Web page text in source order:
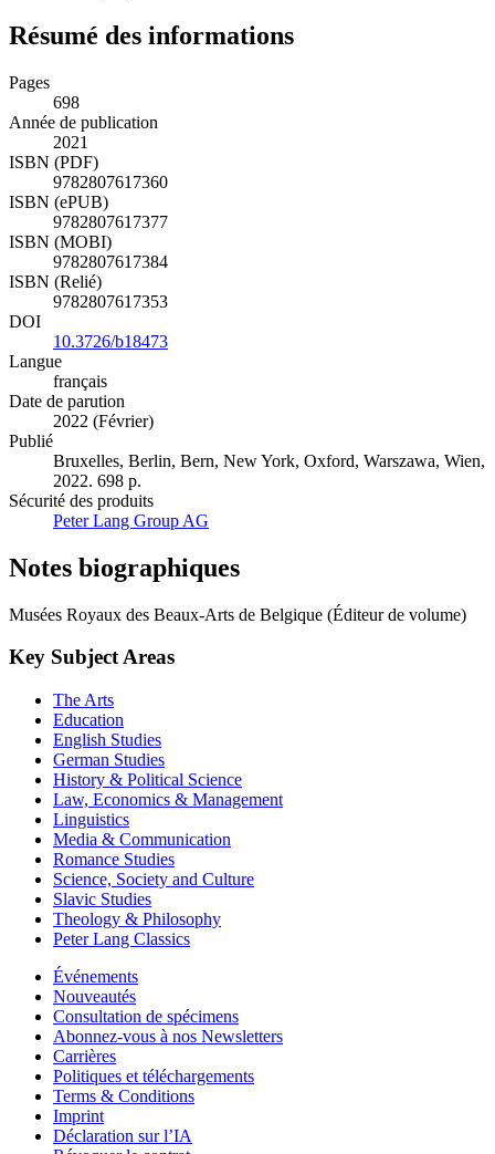
Résumé des informations
Pages
698
Année de publication
2021
ISBN (PDF)
9782807617360
ISBN (ePUB)
9782807617377
ISBN (MOBI)
9782807617384
ISBN (Relié)
9782807617353
DOI
10.3726/b18473
Langue
français
Date de parution
2022 (Février)
Publié
Bruxelles, Berlin, Bern, New York, Oxford, Warszawa, Wien,
2022. 698 p.
Sécurité des produits
Peter Lang Group AG
Notes biographiques
Musées Royaux des Beaux-Arts de Belgique (Éditeur de volume)
Key Subject Areas
The Arts
Education
English Studies
German Studies
History & Political Science
Law, Economics & Management
Linguistics
Media & Communication
Romance Studies
Science, Society and Culture
Slavic Studies
Theology & Philosophy
Peter Lang Classics
Événements
Nouveautés
Consultation de spécimens
Abonnez-vous à nos Newsletters
Carrières
Politiques et téléchargements
Terms & Conditions
Imprint
Déclaration sur l’IA